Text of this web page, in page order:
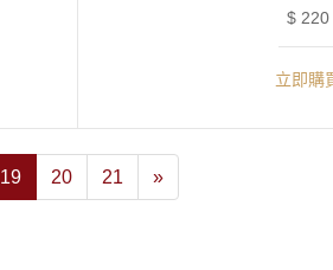
$ 220
立即購
19 20 21 »